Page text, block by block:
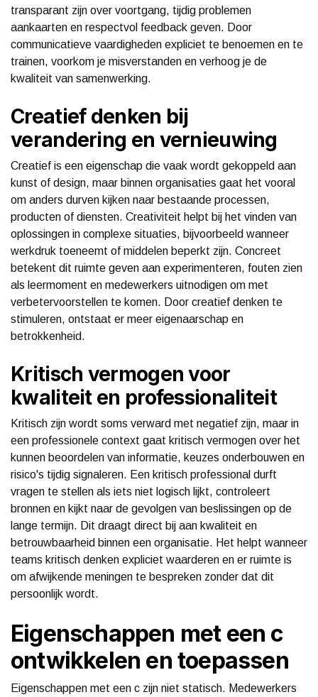
transparant zijn over voortgang, tijdig problemen
aankaarten en respectvol feedback geven. Door
communicatieve vaardigheden expliciet te benoemen en te
trainen, voorkom je misverstanden en verhoog je de
kwaliteit van samenwerking.
Creatief denken bij
verandering en vernieuwing
Creatief is een eigenschap die vaak wordt gekoppeld aan
kunst of design, maar binnen organisaties gaat het vooral
om anders durven kijken naar bestaande processen,
producten of diensten. Creativiteit helpt bij het vinden van
oplossingen in complexe situaties, bijvoorbeeld wanneer
werkdruk toeneemt of middelen beperkt zijn. Concreet
betekent dit ruimte geven aan experimenteren, fouten zien
als leermoment en medewerkers uitnodigen om met
verbetervoorstellen te komen. Door creatief denken te
stimuleren, ontstaat er meer eigenaarschap en
betrokkenheid.
Kritisch vermogen voor
kwaliteit en professionaliteit
Kritisch zijn wordt soms verward met negatief zijn, maar in
een professionele context gaat kritisch vermogen over het
kunnen beoordelen van informatie, keuzes onderbouwen en
risico's tijdig signaleren. Een kritisch professional durft
vragen te stellen als iets niet logisch lijkt, controleert
bronnen en kijkt naar de gevolgen van beslissingen op de
lange termijn. Dit draagt direct bij aan kwaliteit en
betrouwbaarheid binnen een organisatie. Het helpt wanneer
teams kritisch denken expliciet waarderen en er ruimte is
om afwijkende meningen te bespreken zonder dat dit
persoonlijk wordt.
Eigenschappen met een c
ontwikkelen en toepassen
Eigenschappen met een c zijn niet statisch. Medewerkers